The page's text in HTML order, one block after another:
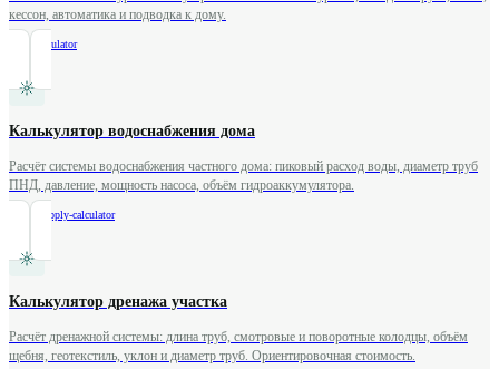
кессон, автоматика и подводка к дому.
well-calculator
Калькулятор водоснабжения дома
Расчёт системы водоснабжения частного дома: пиковый расход воды, диаметр труб
ПНД, давление, мощность насоса, объём гидроаккумулятора.
water-supply-calculator
Калькулятор дренажа участка
Расчёт дренажной системы: длина труб, смотровые и поворотные колодцы, объём
щебня, геотекстиль, уклон и диаметр труб. Ориентировочная стоимость.